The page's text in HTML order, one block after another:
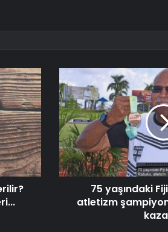
75 yaşındaki
atletizm